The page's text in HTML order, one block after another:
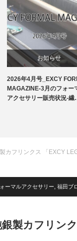
お知らせ
チーフ
2026年4月号_EXCY
MAGAZINE-3月のフォー
アクセサリー販売状況-
カフリンクス 「EXCY
ーマルアクセサリー 福田ブ
製カフリンク